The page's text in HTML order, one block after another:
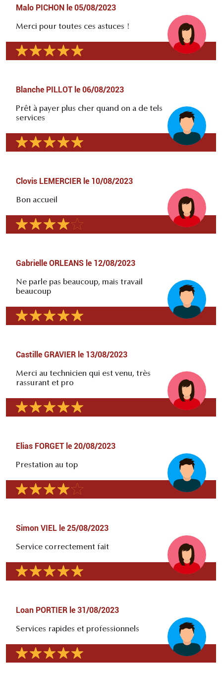
Malo PICHON le 05/08/2023
Merci pour toutes ces astuces !
Blanche PILLOT le 06/08/2023
Prêt à payer plus cher quand on a de tels
services
Clovis LEMERCIER le 10/08/2023
Bon accueil
Gabrielle ORLEANS le 12/08/2023
Ne parle pas beaucoup, mais travail
beaucoup
Castille GRAVIER le 13/08/2023
Merci au technicien qui est venu, très
rassurant et pro
Elias FORGET le 20/08/2023
Prestation au top
Simon VIEL le 25/08/2023
Service correctement fait
Loan PORTIER le 31/08/2023
Services rapides et professionnels